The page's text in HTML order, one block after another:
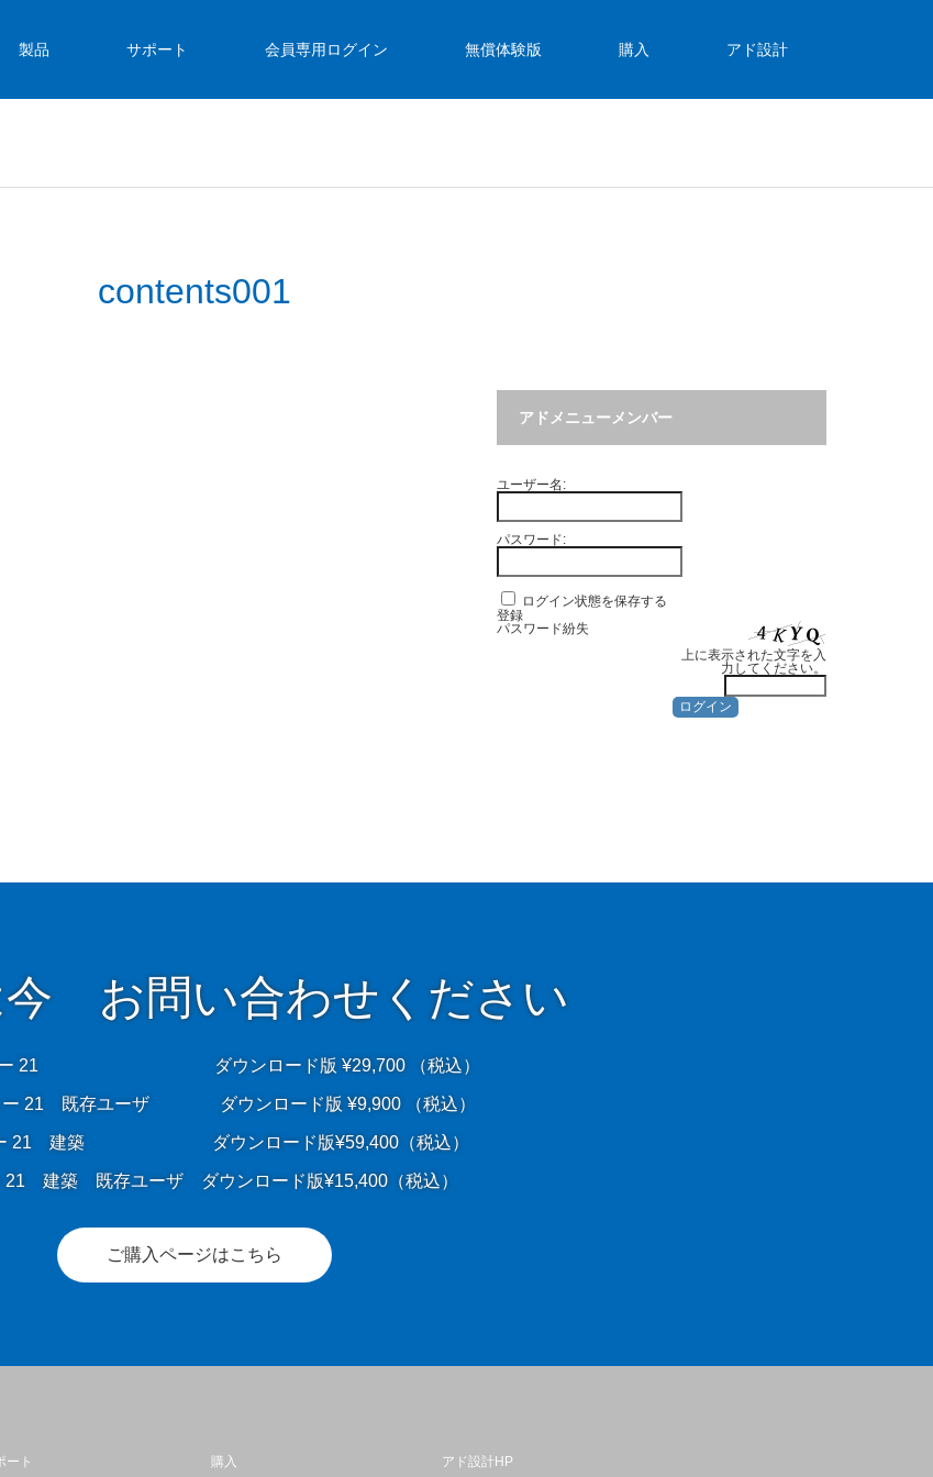
製品 サポート 会員専用ログイン 無償体験版 購入 アド設計
contents001
アドメニューメンバー
ユーザー名:
パスワード:
ログイン状態を保存する
上に表示された文字を入
力してください。
ログイン
登録
パスワード紛失
今 お問い合わせください
ュー 21 ダウンロード版 ¥29,700 （税込）
ー 21 既存ユーザ ダウンロード版 ¥9,900 （税込）
ー 21 建築 ダウンロード版¥59,400（税込）
21 建築 既存ユーザ ダウンロード版¥15,400（税込）
ご購入ページはこちら
ート 購入 アド設計HP